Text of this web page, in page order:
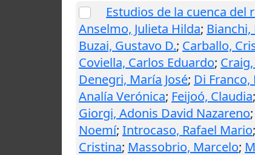
Estudios de la cuenca del
Anselmo, Julieta Hilda; Bianchi,
Buzai, Gustavo D.; Carballo,
Coviella, Carlos Eduardo;
Denegri, María José; Di
Analía Verónica; Feijoó, Claudia;
Giorgi, Adonis David Nazareno;
Noemí; Introcaso, Rafael Mario;
Cristina; Massobrio, Marcelo;